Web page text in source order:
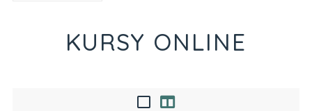
KURSY ONLINE